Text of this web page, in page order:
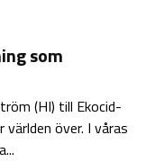
som
(HI) till Ekocid-
över. I våras